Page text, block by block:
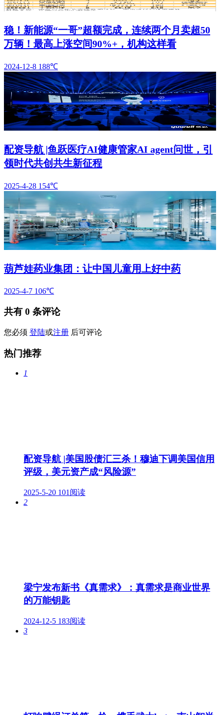
稳！新能源“一哥”超额完成，连续两个月卖超50
万辆！最高上涨空间90%+，机构这样看
2024-12-8 188℃
配资导航 |鱼跃医疗AI健康管家AI agent问世，引
领时代共创共生新征程
2025-4-28 154℃
葫芦娃药业集团：让中国儿童用上好中药
2025-4-7 106℃
共有 0 条评论
您必须 登陆或注册 后可评论
热门推荐
1
配资导航 |美国股债汇三杀！穆迪下调美国信用
评级，美元资产成“风险源”
2025-5-20 101阅读
2
梁宁发布新书《真需求》：真需求是商业世界
的万能钥匙
2024-12-5 183阅读
3